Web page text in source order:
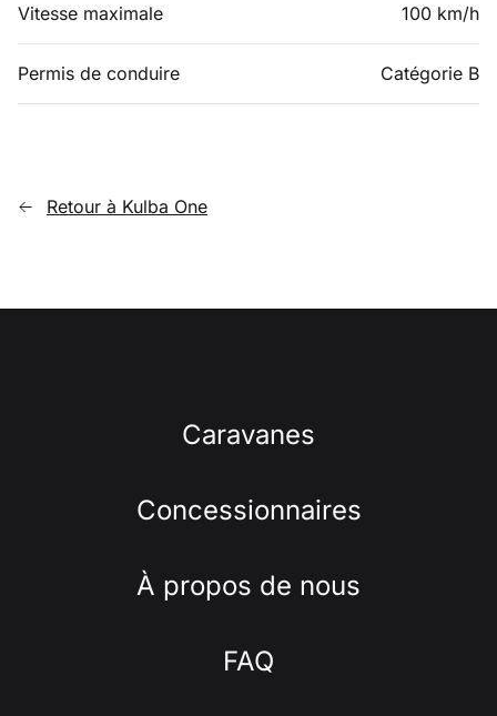
Vitesse maximale 100 km/h
Permis de conduire Catégorie B
Retour à Kulba One
Caravanes
Concessionnaires
À propos de nous
FAQ